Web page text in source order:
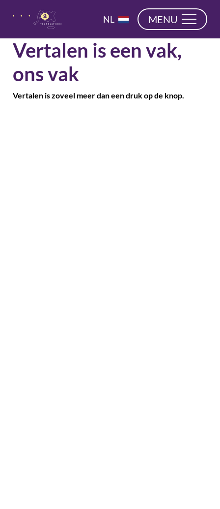
NL
DE
MENU
Vertalen is een vak,
ons vak
Vertalen is zoveel meer dan een druk op de knop.